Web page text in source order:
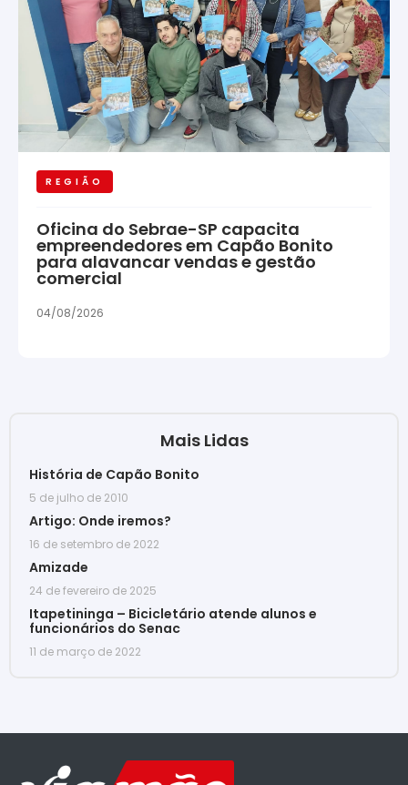
REGIÃO
Oficina do Sebrae-SP capacita
empreendedores em Capão Bonito
para alavancar vendas e gestão
comercial
04/08/2026
Mais Lidas
História de Capão Bonito
5 de julho de 2010
Artigo: Onde iremos?
16 de setembro de 2022
Amizade
24 de fevereiro de 2025
Itapetininga – Bicicletário atende alunos e
funcionários do Senac
11 de março de 2022